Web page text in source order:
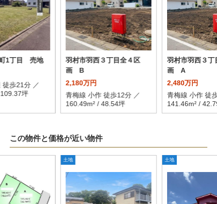
1丁目 売地
徒歩21分 ／
坪
羽村市羽西３丁目全４区
画 B
2,180万円
青梅線 小作 徒歩12分 ／
160.49m² / 48.54坪
羽村市羽西３丁
画 A
2,480万円
青梅線 小作 徒
141.46m² /
この物件と価格が近い物件
土地 土地